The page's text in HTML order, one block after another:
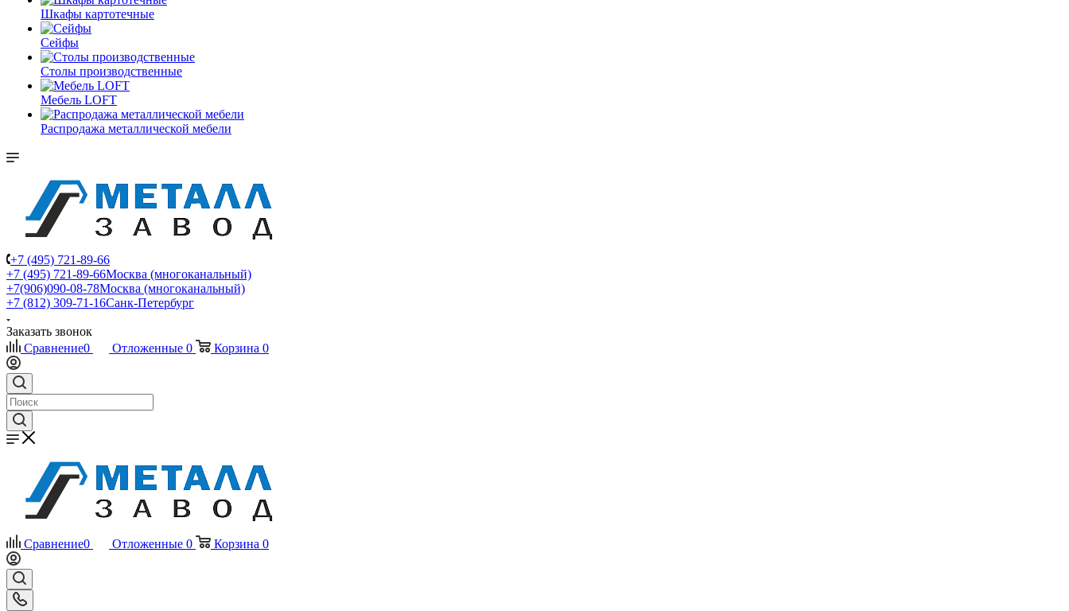
Шкафы картотечные
Сейфы
Столы производственные
Мебель LOFT
Распродажа металлической мебели
+7 (495) 721-89-66
+7 (495) 721-89-66Москва (многоканальный)
+7(906)090-08-78Москва (многоканальный)
+7 (812) 309-71-16Санк-Петербург
Заказать звонок
Сравнение0 Отложенные 0 Корзина 0
Сравнение0 Отложенные 0 Корзина 0